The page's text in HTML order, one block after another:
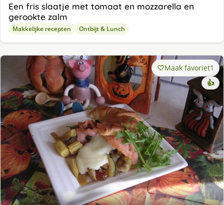
Een fris slaatje met tomaat en mozzarella en
gerookte zalm
Makkelijke recepten Ontbijt & Lunch
Maak favoriet1
👍